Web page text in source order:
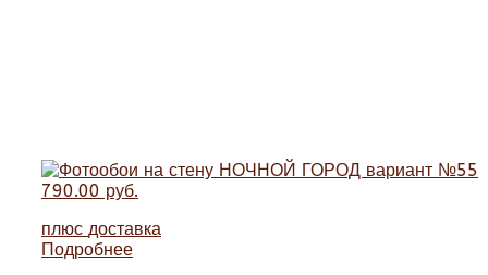
790.00 руб.
плюс доставка
Подробнее